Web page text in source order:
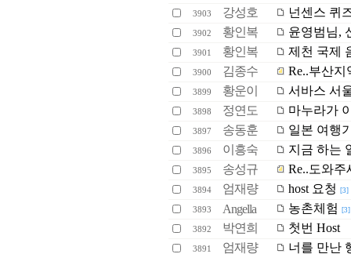
3903 강성호 넌센스 퀴
3902 황인복 윤영범님,
3901 황인복 제천 국제
3900 김종수 Re..부산
3899 황운이 서바스 서
3898 정연도 마누라가
3897 송동훈 일본 여행
3896 이흥숙 지금 하는
3895 송성규 Re..도와주
3894 엄재량 host 요청 [3]
3893 Angella 농촌체험 [3]
3892 박연희 첫번 Host
3891 엄재량 너를 만난